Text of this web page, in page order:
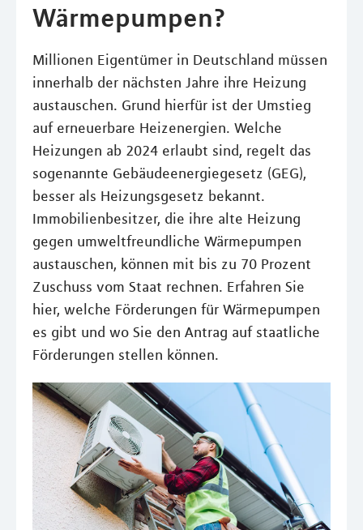
Wärmepumpen?
Millionen Eigentümer in Deutschland müssen
innerhalb der nächsten Jahre ihre Heizung
austauschen. Grund hierfür ist der Umstieg
auf erneuerbare Heizenergien. Welche
Heizungen ab 2024 erlaubt sind, regelt das
sogenannte Gebäudeenergiegesetz (GEG),
besser als Heizungsgesetz bekannt.
Immobilienbesitzer, die ihre alte Heizung
gegen umweltfreundliche Wärmepumpen
austauschen, können mit bis zu 70 Prozent
Zuschuss vom Staat rechnen. Erfahren Sie
hier, welche Förderungen für Wärmepumpen
es gibt und wo Sie den Antrag auf staatliche
Förderungen stellen können.